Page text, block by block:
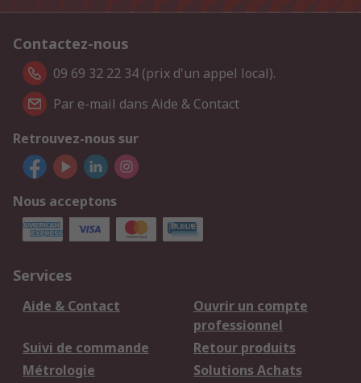
Contactez-nous
09 69 32 22 34 (prix d'un appel local).
Par e-mail dans Aide & Contact
Retrouvez-nous sur
Nous acceptons
Services
Aide & Contact
Ouvrir un compte
professionnel
Suivi de commande
Retour produits
Métrologie
Solutions Achats